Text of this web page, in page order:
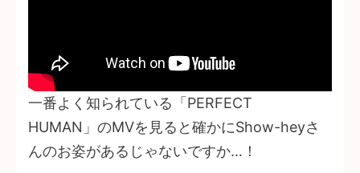
一番よく知られている「PERFECT
HUMAN」のMVを見ると確かにShow-heyさ
んのお姿があるじゃないですか…！